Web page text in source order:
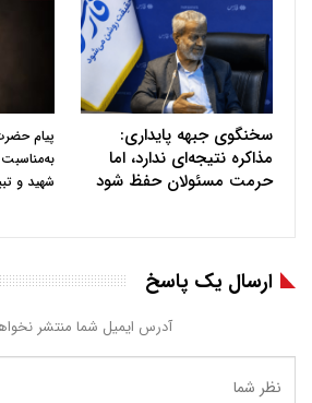
سخنگوی جبهه پایداری:
مذاکره نتیجه‌ای ندارد، اما
حرمت مسئولان حفظ شود
پیام
شهید و
ارسال یک پاسخ
آدرس ایمیل شما منتشر